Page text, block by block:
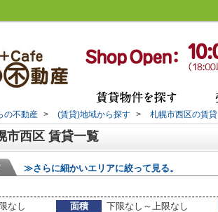
の不動産 > (賃貸)地域から探す > 札幌市西区の賃貸
市西区 賃貸一覧
≫さらに細かいエリアに絞って見る。
なし 面積 下限なし～上限なし